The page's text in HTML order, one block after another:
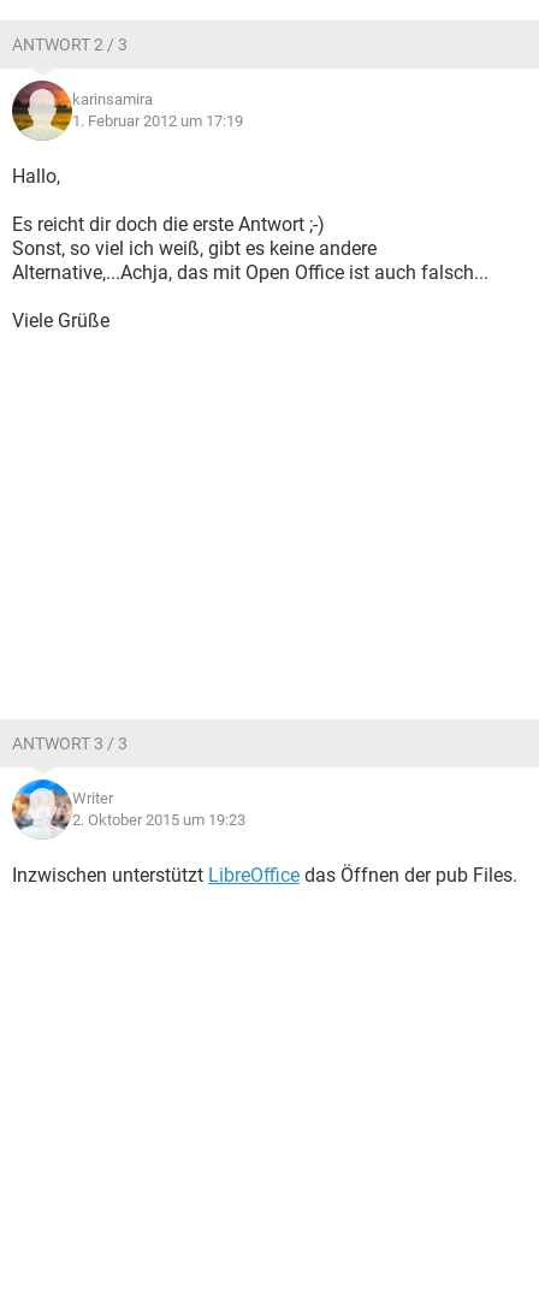
ANTWORT 2 / 3
karinsamira
1. Februar 2012 um 17:19
Hallo,
Es reicht dir doch die erste Antwort ;-)
Sonst, so viel ich weiß, gibt es keine andere
Alternative,...Achja, das mit Open Office ist auch falsch...
Viele Grüße
ANTWORT 3 / 3
Writer
2. Oktober 2015 um 19:23
Inzwischen unterstützt LibreOffice das Öffnen der pub Files.